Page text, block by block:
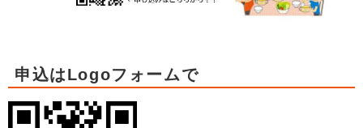
申込はLogoフォームで